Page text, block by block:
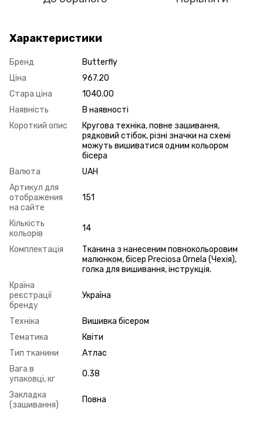
Характеристики
Бренд
Butterfly
Ціна
967.20
Стара ціна
1040.00
Наявність
В наявності
Короткий опис
Кругова техніка, повне зашивання,
рядковий стібок, різні значки на схемі
можуть вишиватися одним кольором
бісера
Валюта
UAH
Артикул для
отображения
на сайте
151
Кількість
кольорів
14
Комплектація
Тканина з нанесеним повнокольоровим
малюнком, бісер Preciosa Ornela (Чехія),
голка для вишивання, інструкція.
Країна
реєстрації
бренду
Україна
Техніка
Вишивка бісером
Тематика
Квіти
Тип тканини
Атлас
Вага в
упаковці, кг
0.38
Закладка
(зашивання)
Повна